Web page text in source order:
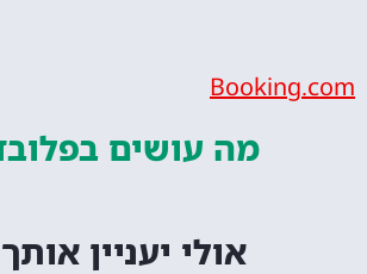
מה עושים בפלובדיב?
אולי יעניין אותך גם